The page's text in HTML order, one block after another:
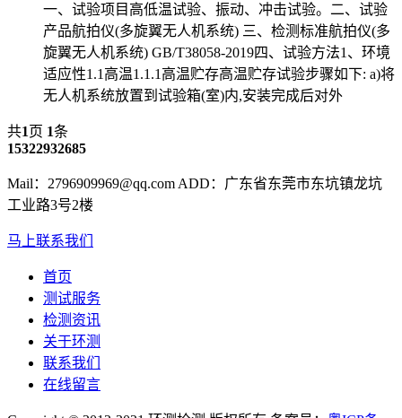
一、试验项目高低温试验、振动、冲击试验。二、试验
产品航拍仪(多旋翼无人机系统) 三、检测标准航拍仪(多
旋翼无人机系统) GB/T38058-2019四、试验方法1、环境
适应性1.1高温1.1.1高温贮存高温贮存试验步骤如下: a)将
无人机系统放置到试验箱(室)内,安装完成后对外
共1页 1条
15322932685
Mail：2796909969@qq.com ADD：广东省东莞市东坑镇龙坑
工业路3号2楼
马上联系我们
首页
测试服务
检测资讯
关于环测
联系我们
在线留言